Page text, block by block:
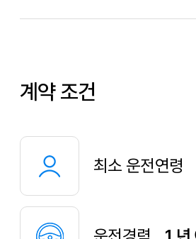
계약 조건
최소 운전연령